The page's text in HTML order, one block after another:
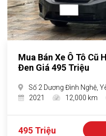
Mua Bán Xe Ô Tô Cũ
Đen Giá 495 Triệu
Số 2 Dương Đình Nghệ,
2021
12,000 km
495 Triệu